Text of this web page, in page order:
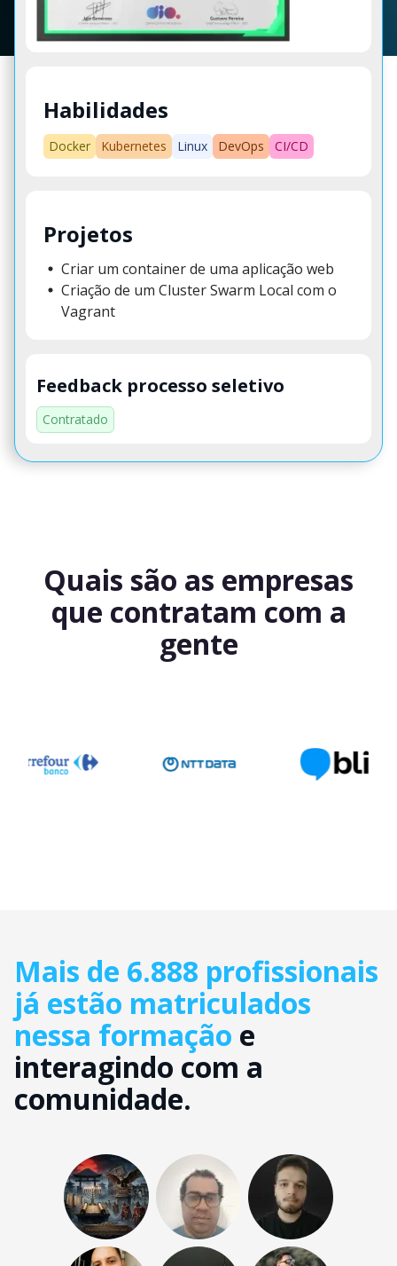
Habilidades
Docker Kubernetes Linux DevOps CI/CD
Projetos
Criar um container de uma aplicação web
Criação de um Cluster Swarm Local com o
Vagrant
Feedback processo seletivo
Contratado
Quais são as empresas
que contratam com a
gente
Mais de 6.888 profissionais
já estão matriculados
nessa formação e
interagindo com a
comunidade.